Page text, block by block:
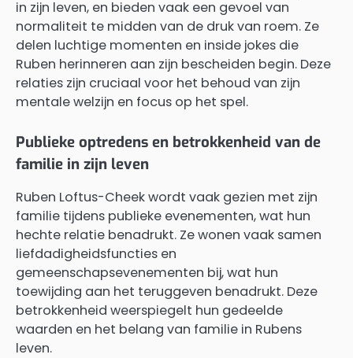
in zijn leven, en bieden vaak een gevoel van
normaliteit te midden van de druk van roem. Ze
delen luchtige momenten en inside jokes die
Ruben herinneren aan zijn bescheiden begin. Deze
relaties zijn cruciaal voor het behoud van zijn
mentale welzijn en focus op het spel.
Publieke optredens en betrokkenheid van de
familie in zijn leven
Ruben Loftus-Cheek wordt vaak gezien met zijn
familie tijdens publieke evenementen, wat hun
hechte relatie benadrukt. Ze wonen vaak samen
liefdadigheidsfuncties en
gemeenschapsevenementen bij, wat hun
toewijding aan het teruggeven benadrukt. Deze
betrokkenheid weerspiegelt hun gedeelde
waarden en het belang van familie in Rubens
leven.